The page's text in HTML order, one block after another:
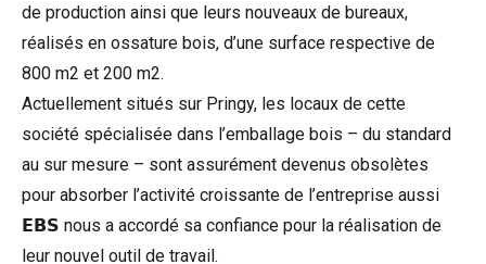
de production ainsi que leurs nouveaux de bureaux,
réalisés en ossature bois, d’une surface respective de
800 m2 et 200 m2.
Actuellement situés sur Pringy, les locaux de cette
société spécialisée dans l’emballage bois – du standard
au sur mesure – sont assurément devenus obsolètes
pour absorber l’activité croissante de l’entreprise aussi
𝗘𝗕𝗦 nous a accordé sa confiance pour la réalisation de
leur nouvel outil de travail.